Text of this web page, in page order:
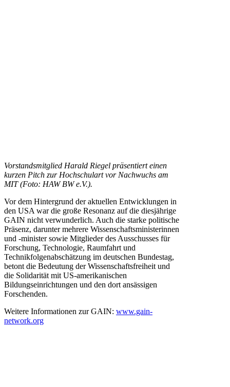
Vorstandsmitglied Harald Riegel präsentiert einen
kurzen Pitch zur Hochschulart vor Nachwuchs am
MIT (Foto: HAW BW e.V.).
Vor dem Hintergrund der aktuellen Entwicklungen in
den USA war die große Resonanz auf die diesjährige
GAIN nicht verwunderlich. Auch die starke politische
Präsenz, darunter mehrere Wissenschaftsministerinnen
und -minister sowie Mitglieder des Ausschusses für
Forschung, Technologie, Raumfahrt und
Technikfolgenabschätzung im deutschen Bundestag,
betont die Bedeutung der Wissenschaftsfreiheit und
die Solidarität mit US-amerikanischen
Bildungseinrichtungen und den dort ansässigen
Forschenden.
Weitere Informationen zur GAIN: www.gain-
network.org